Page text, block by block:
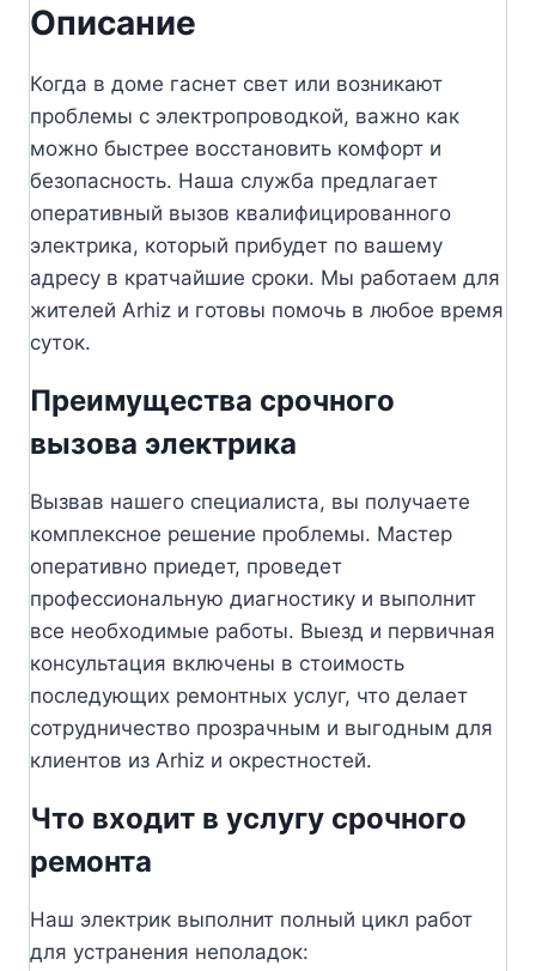
Описание
Когда в доме гаснет свет или возникают
проблемы с электропроводкой, важно как
можно быстрее восстановить комфорт и
безопасность. Наша служба предлагает
оперативный вызов квалифицированного
электрика, который прибудет по вашему
адресу в кратчайшие сроки. Мы работаем для
жителей Arhiz и готовы помочь в любое время
суток.
Преимущества срочного
вызова электрика
Вызвав нашего специалиста, вы получаете
комплексное решение проблемы. Мастер
оперативно приедет, проведет
профессиональную диагностику и выполнит
все необходимые работы. Выезд и первичная
консультация включены в стоимость
последующих ремонтных услуг, что делает
сотрудничество прозрачным и выгодным для
клиентов из Arhiz и окрестностей.
Что входит в услугу срочного
ремонта
Наш электрик выполнит полный цикл работ
для устранения неполадок: